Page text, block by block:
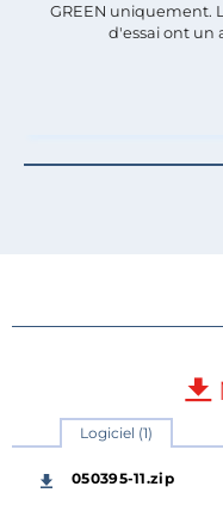
GREEN uniquement.
d'essai ont un
Logiciel (1)
050395-11.zip